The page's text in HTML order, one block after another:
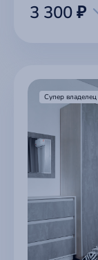
3 300 ₽
Супер владелец